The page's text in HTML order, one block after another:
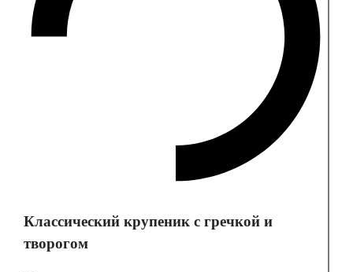
Классический крупеник с гречкой и
творогом